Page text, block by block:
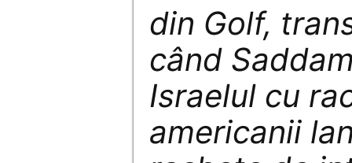
din Golf,
când
Israelul cu
americanii